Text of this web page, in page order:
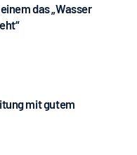
das „Wasser
mit gutem